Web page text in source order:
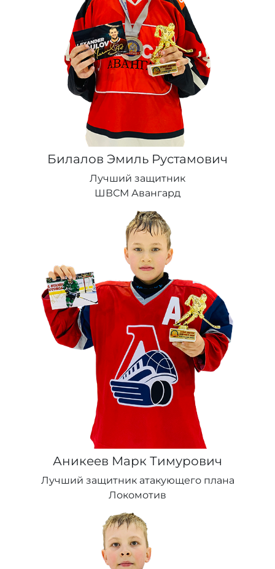
Билалов Эмиль Рустамович
Лучший защитник
ШВСМ Авангард
Аникеев Марк Тимурович
Лучший защитник атакующего плана
Локомотив